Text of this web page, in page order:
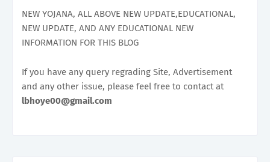
NEW YOJANA, ALL ABOVE NEW UPDATE,EDUCATIONAL,
NEW UPDATE, AND ANY EDUCATIONAL NEW
INFORMATION FOR THIS BLOG
If you have any query regrading Site, Advertisement
and any other issue, please feel free to contact at
lbhoye00@gmail.com